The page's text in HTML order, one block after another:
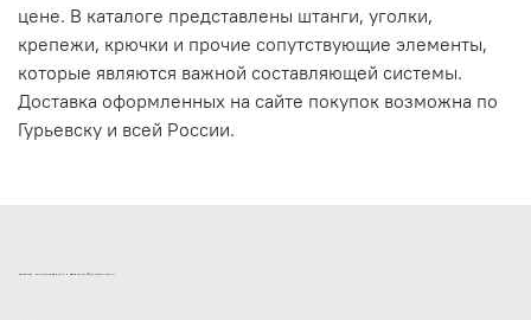
цене. В каталоге представлены штанги, уголки,
крепежи, крючки и прочие сопутствующие элементы,
которые являются важной составляющей системы.
Доставка оформленных на сайте покупок возможна по
Гурьевску и всей России.